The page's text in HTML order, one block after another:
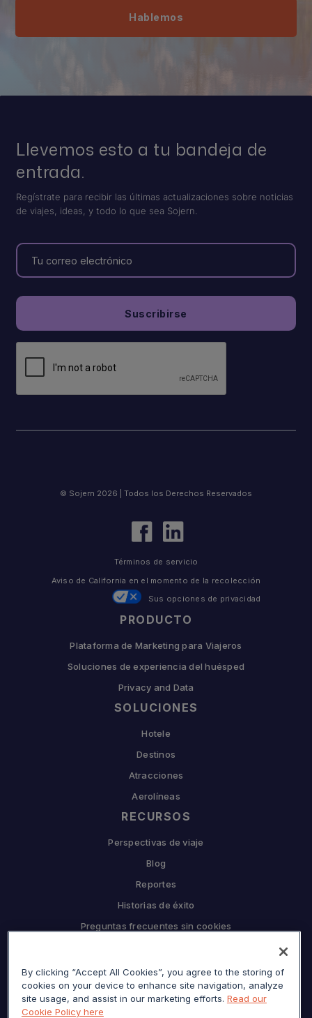
Hablemos
Llevemos esto a tu bandeja de
entrada.
Regístrate para recibir las últimas actualizaciones sobre noticias
de viajes, ideas, y todo lo que sea Sojern.
PRODUCTO
Plataforma de Marketing para Viajeros
Soluciones de experiencia del huésped
Privacy and Data
SOLUCIONES
Hotele
Destinos
Atracciones
Aerolíneas
RECURSOS
Perspectivas de viaje
Blog
Reportes
Historias de éxito
Preguntas frecuentes sin cookies
Por qué Sojern
Asóciate con nosotros
© Sojern 2026 | Todos los Derechos Reservados
Términos de servicio
Aviso de California en el momento de la recolección
Sus opciones de privacidad
By clicking “Accept All Cookies”, you agree to the storing of
cookies on your device to enhance site navigation, analyze
site usage, and assist in our marketing efforts. Read our
Cookie Policy here